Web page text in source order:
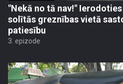
"Nekā no tā nav!"
solītās greznības vietā
patiesību
3. epizode